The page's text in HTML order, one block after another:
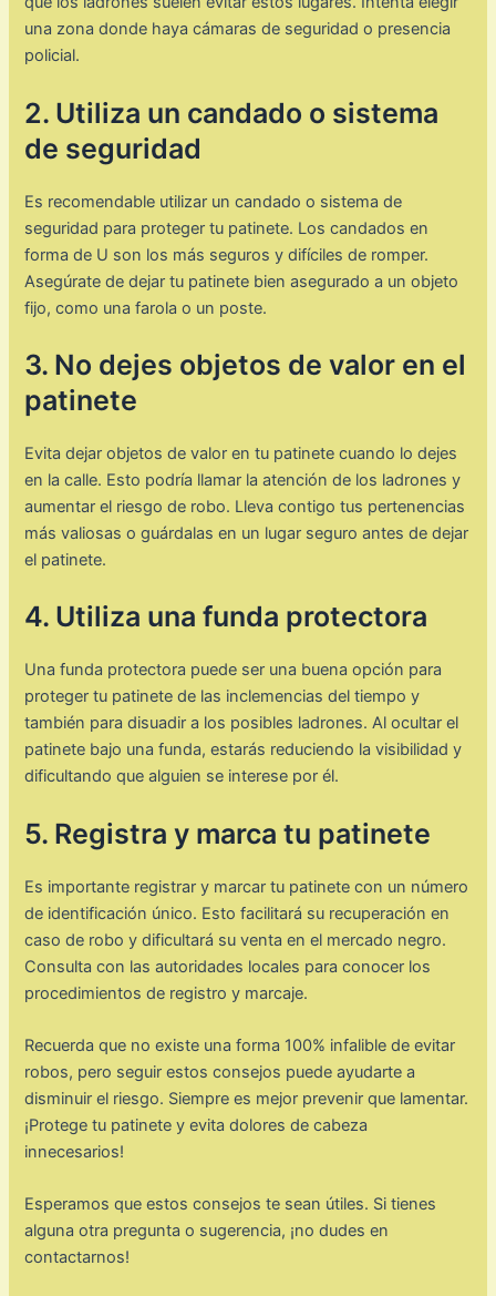
una zona donde haya cámaras de seguridad o presencia
policial.
2. Utiliza un candado o sistema
de seguridad
Es recomendable utilizar un candado o sistema de
seguridad para proteger tu patinete. Los candados en
forma de U son los más seguros y difíciles de romper.
Asegúrate de dejar tu patinete bien asegurado a un objeto
fijo, como una farola o un poste.
3. No dejes objetos de valor en el
patinete
Evita dejar objetos de valor en tu patinete cuando lo dejes
en la calle. Esto podría llamar la atención de los ladrones y
aumentar el riesgo de robo. Lleva contigo tus pertenencias
más valiosas o guárdalas en un lugar seguro antes de dejar
el patinete.
4. Utiliza una funda protectora
Una funda protectora puede ser una buena opción para
proteger tu patinete de las inclemencias del tiempo y
también para disuadir a los posibles ladrones. Al ocultar el
patinete bajo una funda, estarás reduciendo la visibilidad y
dificultando que alguien se interese por él.
5. Registra y marca tu patinete
Es importante registrar y marcar tu patinete con un número
de identificación único. Esto facilitará su recuperación en
caso de robo y dificultará su venta en el mercado negro.
Consulta con las autoridades locales para conocer los
procedimientos de registro y marcaje.
Recuerda que no existe una forma 100% infalible de evitar
robos, pero seguir estos consejos puede ayudarte a
disminuir el riesgo. Siempre es mejor prevenir que lamentar.
¡Protege tu patinete y evita dolores de cabeza
innecesarios!
Esperamos que estos consejos te sean útiles. Si tienes
alguna otra pregunta o sugerencia, ¡no dudes en
contactarnos!